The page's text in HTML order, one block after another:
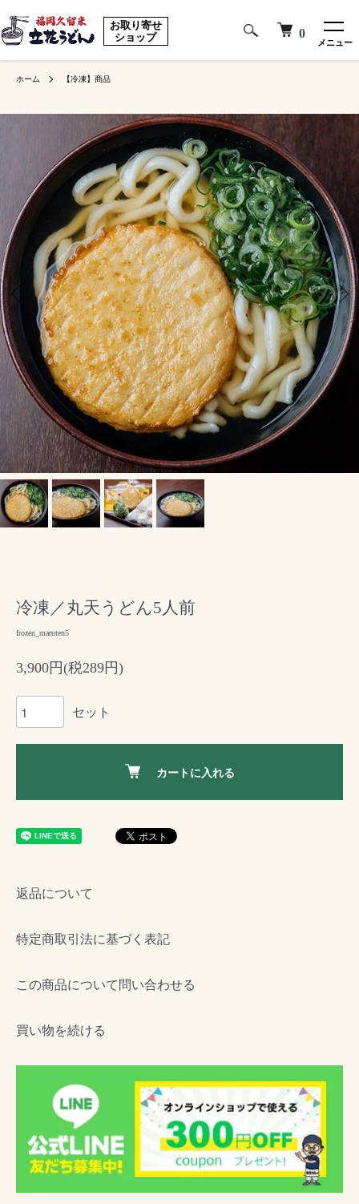
お取り寄せ
ショップ
0
メニュー
ホーム 【冷凍】商品
冷凍／丸天うどん5人前
frozen_maruten5
3,900円(税289円)
セット
カートに入れる
返品について
特定商取引法に基づく表記
この商品について問い合わせる
買い物を続ける